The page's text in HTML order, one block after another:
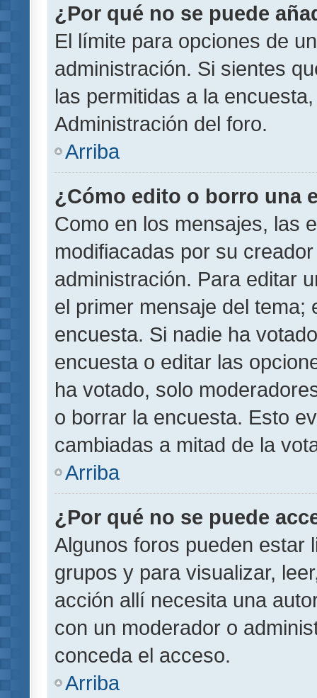
¿Por qué no se puede
El límite para opciones de
administración. Si sientes
las permitidas a la
Administración del foro.
Arriba
¿Cómo edito o borro una
Como en los mensajes, las
modifiacadas por su
administración. Para editar
el primer mensaje del
encuesta. Si nadie ha
encuesta o editar las
ha votado, solo
o borrar la encuesta. Esto
cambiadas a mitad de la
Arriba
¿Por qué no se puede
Algunos foros pueden estar
grupos y para visualizar,
acción allí necesita una
con un moderador o
conceda el acceso.
Arriba